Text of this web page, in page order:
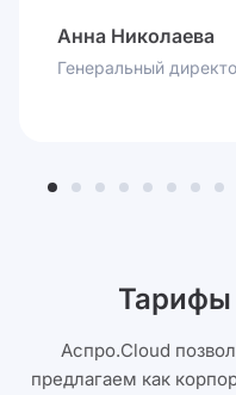
Анна Николаева
Генеральный
Тарифы
Аспро.Cloud
предлагаем как